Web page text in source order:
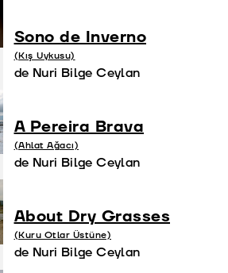
Sono de Inverno
(Kış Uykusu)
de Nuri Bilge Ceylan
A Pereira Brava
(Ahlat Ağacı)
de Nuri Bilge Ceylan
About Dry Grasses
(Kuru Otlar Üstüne)
de Nuri Bilge Ceylan